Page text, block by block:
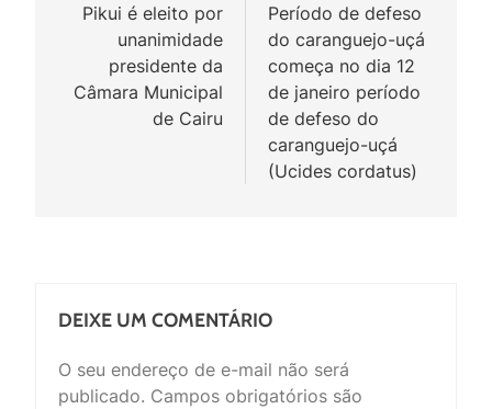
de
Post
Pikui é eleito por
unanimidade
presidente da
Câmara Municipal
de Cairu
Período de defeso
do caranguejo-uçá
começa no dia 12
de janeiro período
de defeso do
caranguejo-uçá
(Ucides cordatus)
DEIXE UM COMENTÁRIO
O seu endereço de e-mail não será
publicado. Campos obrigatórios são